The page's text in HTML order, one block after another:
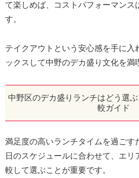
て楽しめば、コストパフォーマンス
す。
テイクアウトという安心感を手に入
ックスして中野のデカ盛り文化を満
中野区のデカ盛りランチはどう選
較ガイド
満足度の高いランチタイムを過ごす
日のスケジュールに合わせて、エリ
較して選ぶことが重要です。